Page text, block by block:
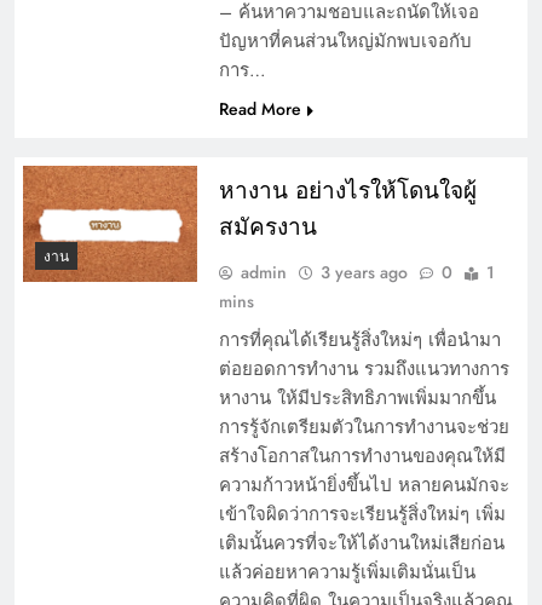
– ค้นหาความชอบและถนัดให้เจอ
ปัญหาที่คนส่วนใหญ่มักพบเจอกับ
การ…
Read More
งาน
หางาน อย่างไรให้โดนใจผู้
สมัครงาน
admin 3 years ago 0
1
mins
การที่คุณได้เรียนรู้สิ่งใหม่ๆ เพื่อนำมา
ต่อยอดการทำงาน รวมถึงแนวทางการ
หางาน ให้มีประสิทธิภาพเพิ่มมากขึ้น
การรู้จักเตรียมตัวในการทำงานจะช่วย
สร้างโอกาสในการทำงานของคุณให้มี
ความก้าวหน้ายิ่งขึ้นไป หลายคนมักจะ
เข้าใจผิดว่าการจะเรียนรู้สิ่งใหม่ๆ เพิ่ม
เติมนั้นควรที่จะให้ได้งานใหม่เสียก่อน
แล้วค่อยหาความรู้เพิ่มเติมนั่นเป็น